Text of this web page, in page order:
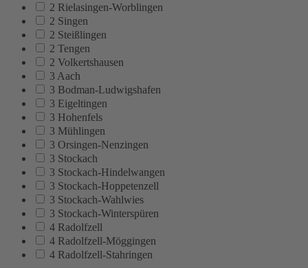
2 Rielasingen-Worblingen
2 Singen
2 Steißlingen
2 Tengen
2 Volkertshausen
3 Aach
3 Bodman-Ludwigshafen
3 Eigeltingen
3 Hohenfels
3 Mühlingen
3 Orsingen-Nenzingen
3 Stockach
3 Stockach-Hindelwangen
3 Stockach-Hoppetenzell
3 Stockach-Wahlwies
3 Stockach-Winterspüren
4 Radolfzell
4 Radolfzell-Möggingen
4 Radolfzell-Stahringen